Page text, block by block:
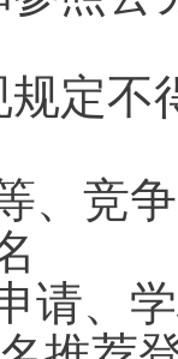
规定
、竞
请、